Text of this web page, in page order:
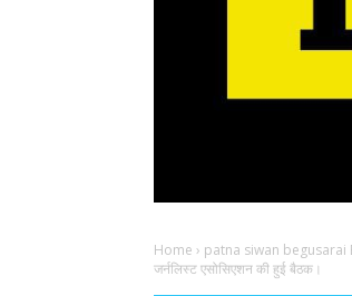
Home › patna siwan
जर्नलिस्ट एसोसिएशन की हुई बैठक।